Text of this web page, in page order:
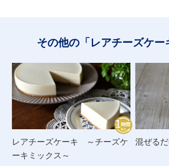
その他の「レアチーズケー
レアチーズケーキ ～チーズケ
ーキミックス～
混ぜる